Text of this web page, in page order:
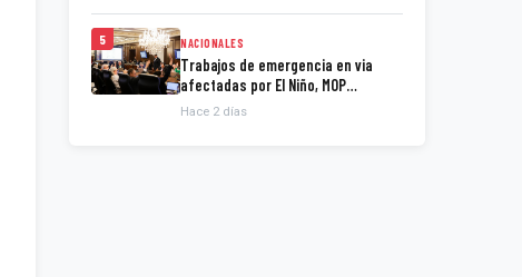
5 NACIONALES
Trabajos de emergencia en via
afectadas por El Niño, MOP
presenta informe.
Hace 2 días